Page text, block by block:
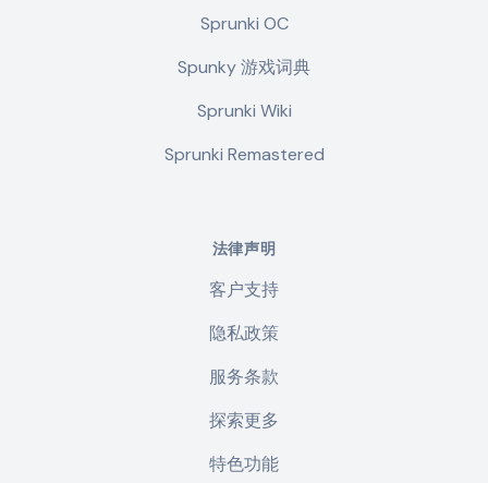
Sprunki OC
Spunky 游戏词典
Sprunki Wiki
Sprunki Remastered
法律声明
客户支持
隐私政策
服务条款
探索更多
特色功能